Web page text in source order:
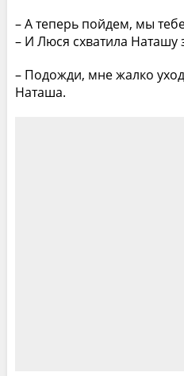
– А теперь пойдем, мы
– И Люся схватила Наташу
– Подожди, мне жалко
Наташа.